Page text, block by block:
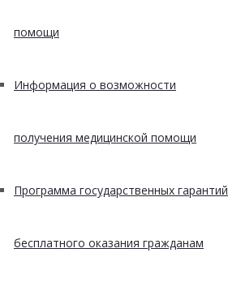
помощи
Информация о возможности
получения медицинской помощи
Программа государственных гарантий
бесплатного оказания гражданам